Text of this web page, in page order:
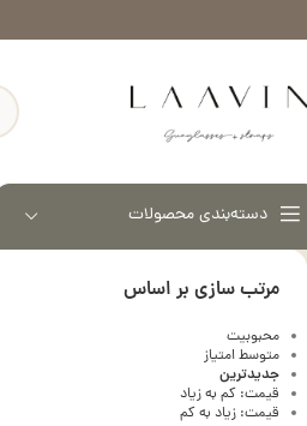
دسته‌بندی محصولات
مرتب سازی بر اساس
محبوبیت
متوسط امتیاز
جدیدترین
قیمت: کم به زیاد
قیمت: زیاد به کم